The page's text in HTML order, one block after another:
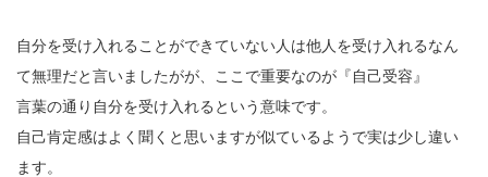
自分を受け入れることができていない人は他人を受け入れるなん
て無理だと言いましたがが、ここで重要なのが『自己受容』
言葉の通り自分を受け入れるという意味です。
自己肯定感はよく聞くと思いますが似ているようで実は少し違い
ます。